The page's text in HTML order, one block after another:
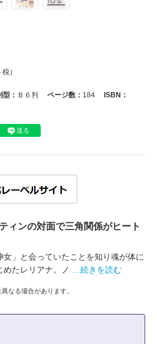
）
型： Ｂ６判 ページ数： 184
ISBN：
送る
ィンの対面で三角関係がヒート
」と会っていたことを知り魂が体に
たレリアナ。ノ
…続きを読む
なる場合があります。